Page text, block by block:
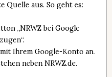
Quelle aus. So geht es:
„NRWZ bei Google
Ihrem Google-Konto an.
neben NRWZ.de.